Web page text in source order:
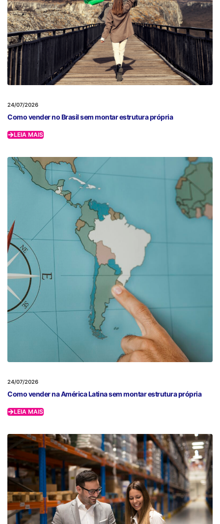
24/07/2026
Como vender no Brasil sem montar estrutura própria
LEIA MAIS
24/07/2026
Como vender na América Latina sem montar estrutura própria
LEIA MAIS